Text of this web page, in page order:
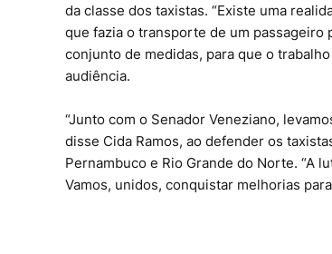
da classe dos taxistas. “Existe uma
que fazia o transporte de um passageiro
conjunto de medidas, para que o
audiência.
“Junto com o Senador Veneziano,
disse Cida Ramos, ao defender os
Pernambuco e Rio Grande do Norte. “A
Vamos, unidos, conquistar melhorias